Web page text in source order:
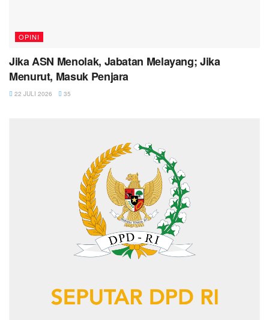
OPINI
Jika ASN Menolak, Jabatan Melayang; Jika
Menurut, Masuk Penjara
22 JULI 2026 35